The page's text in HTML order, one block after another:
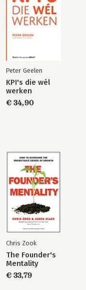
Peter Geelen
KPI's die wél
werken
€ 34,90
Chris Zook
The Founder's
Mentality
€ 33,79